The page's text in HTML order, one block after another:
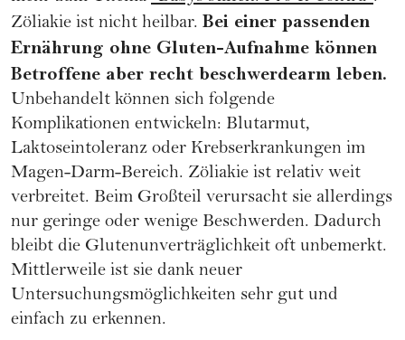
Zöliakie ist nicht heilbar. Bei einer passenden
Ernährung ohne Gluten-Aufnahme können
Betroffene aber recht beschwerdearm leben.
Unbehandelt können sich folgende
Komplikationen entwickeln: Blutarmut,
Laktoseintoleranz oder Krebserkrankungen im
Magen-Darm-Bereich. Zöliakie ist relativ weit
verbreitet. Beim Großteil verursacht sie allerdings
nur geringe oder wenige Beschwerden. Dadurch
bleibt die Glutenunverträglichkeit oft unbemerkt.
Mittlerweile ist sie dank neuer
Untersuchungsmöglichkeiten sehr gut und
einfach zu erkennen.